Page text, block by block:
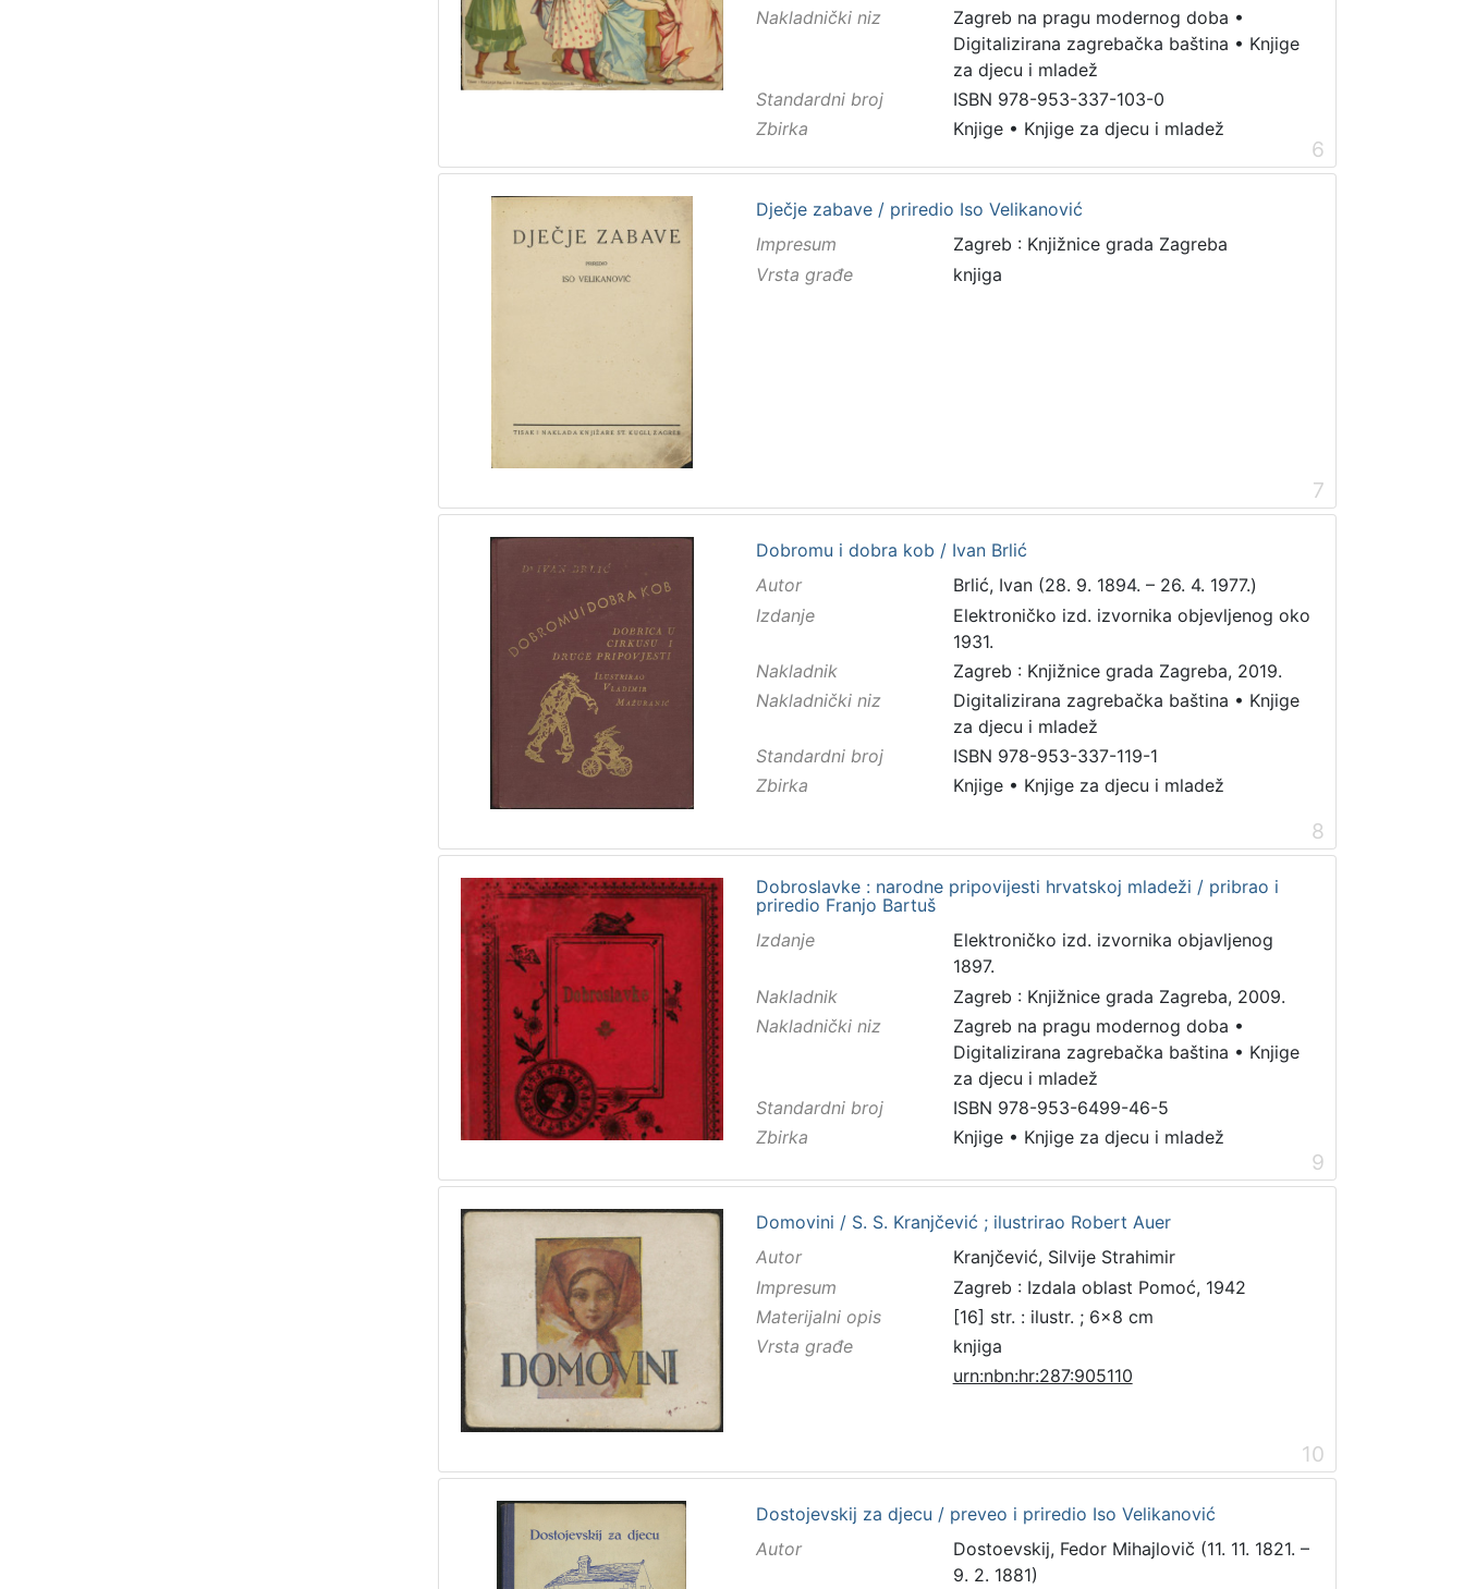
Nakladnički niz
Zagreb na pragu modernog doba •
Digitalizirana zagrebačka baština • Knjige
za djecu i mladež
Standardni broj
ISBN 978-953-337-103-0
Zbirka
Knjige• Knjige za djecu i mladež
6
Dječje zabave / priredio Iso Velikanović
Impresum
Zagreb : Knjižnice grada Zagreba
Vrsta građe
knjiga
7
Dobromu i dobra kob / Ivan Brlić
Autor
Brlić, Ivan (28. 9. 1894. – 26. 4. 1977.)
Izdanje
Elektroničko izd. izvornika objevljenog oko
1931.
Nakladnik
Zagreb : Knjižnice grada Zagreba, 2019.
Nakladnički niz
Digitalizirana zagrebačka baština • Knjige
za djecu i mladež
Standardni broj
ISBN 978-953-337-119-1
Zbirka
Knjige• Knjige za djecu i mladež
8
Dobroslavke : narodne pripovijesti hrvatskoj mladeži / pribrao i
priredio Franjo Bartuš
Izdanje
Elektroničko izd. izvornika objavljenog
1897.
Nakladnik
Zagreb : Knjižnice grada Zagreba, 2009.
Nakladnički niz
Zagreb na pragu modernog doba •
Digitalizirana zagrebačka baština • Knjige
za djecu i mladež
Standardni broj
ISBN 978-953-6499-46-5
Zbirka
Knjige• Knjige za djecu i mladež
9
Domovini / S. S. Kranjčević ; ilustrirao Robert Auer
Autor
Kranjčević, Silvije Strahimir
Impresum
Zagreb : Izdala oblast Pomoć, 1942
Materijalni opis
[16] str. : ilustr. ; 6x8 cm
Vrsta građe
knjiga
urn:nbn:hr:287:905110
10
Dostojevskij za djecu / preveo i priredio Iso Velikanović
Autor
Dostoevskij, Fedor Mihajlovič (11. 11. 1821. –
9. 2. 1881)